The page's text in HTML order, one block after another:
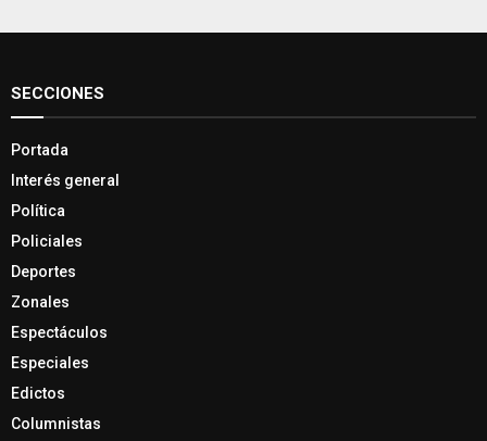
SECCIONES
Portada
Interés general
Política
Policiales
Deportes
Zonales
Espectáculos
Especiales
Edictos
Columnistas